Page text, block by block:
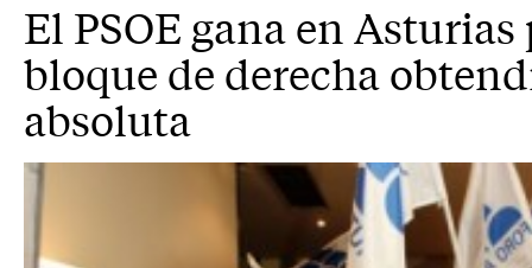
El PSOE gana en Asturias
bloque de derecha
absoluta